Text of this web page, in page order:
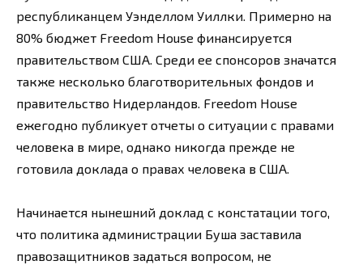
республиканцем Уэнделлом Уиллки. Примерно на
80% бюджет Freedom House финансируется
правительством США. Среди ее спонсоров значатся
также несколько благотворительных фондов и
правительство Нидерландов. Freedom House
ежегодно публикует отчеты о ситуации с правами
человека в мире, однако никогда прежде не
готовила доклада о правах человека в США.
Начинается нынешний доклад с констатации того,
что политика администрации Буша заставила
правозащитников задаться вопросом, не